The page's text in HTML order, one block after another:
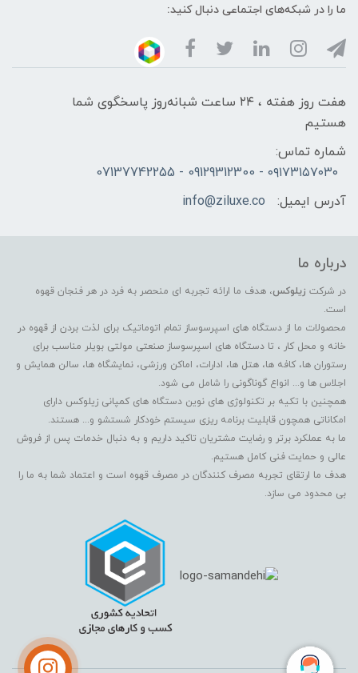
ما را در شبکه‌های اجتماعی دنبال کنید:
هفت روز هفته ، ۲۴ ساعت شبانه‌روز پاسخگوی شما
هستیم
شماره تماس:
۰۹۱۷۳۱۵۷۰۳۰ - 09129312300 - 07137742255
آدرس ایمیل:
info@ziluxe.co
درباره ما
در شرکت زیلوکس، هدف ما ارائه تجربه ای منحصر به فرد در هر فنجان قهوه
است.
محصولات ما از دستگاه های اسپرسوساز تمام اتوماتیک برای لذت بردن از قهوه در
خانه و محل کار ، تا دستگاه های اسپرسوساز صنعتی مولتی بویلر مناسب برای
رستوران ها، کافه ها، هتل ها، ادارات، اماکن ورزشی، نمایشگاه ها، سالن همایش و
اجلاس ها و... انواع گوناگونی را شامل می شود.
همچنین با تکیه بر تکنولوژی های نوین دستگاه های کمپانی زیلوکس دارای
امکاناتی همچون قابلیت برنامه ریزی سیستم خودکار شستشو و... هستند.
ما به عملکرد برتر و رضایت مشتریان تاکید داریم و به دنبال خدمات پس از فروش
عالی و حمایت فنی کامل هستیم.
هدف ما ارتقای تجربه مصرف کنندگان در مصرف قهوه است و اعتماد شما به ما را
بی محدود می سازد.